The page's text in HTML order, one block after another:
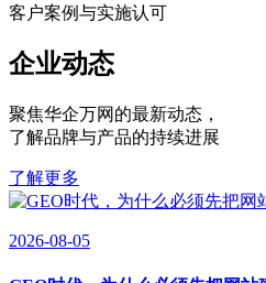
客户案例与实施认可
企业动态
聚焦华企万网的最新动态 ，
了解品牌与产品的持续进展
了解更多
2026-08-05